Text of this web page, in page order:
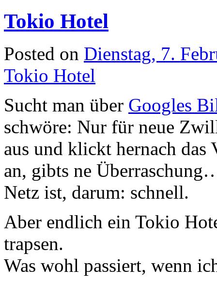
Tokio Hotel
Posted on Dienstag, 7.
Tokio Hotel
Sucht man über Googles
schwöre: Nur für neue
aus und klickt hernach das
an, gibts ne
Netz ist, darum: schnell.
Aber endlich ein Tokio
trapsen.
Was wohl passiert, wenn